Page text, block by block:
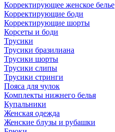
Корректирующее женское белье
Корректирующие боди
Корректирующие шорты
Корсеты и боди
Трусики
Трусики бразилиана
Трусики шорты
Трусики слипы
Трусики стринги
Пояса для чулок
Комплекты нижнего белья
Купальники
Женская одежда
Женские блузы и рубашки